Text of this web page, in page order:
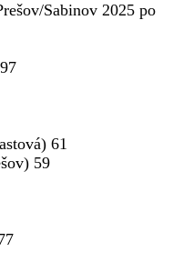
Sabinov 2025 po
61
59